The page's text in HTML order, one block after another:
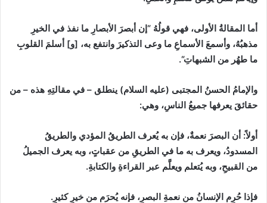
أما المقالةُ الأولى، فهي قولُهُ “إن أبصرَ الأبصارِ ما نفذ في الخيرِ
مذهبُهُ، وأسمعَ الأسماعِ ما وعى التذكيرَ وانتفع به، [و] أسلمَ القلوبِ
ما طهُر من الشبهاتِ“
.
والإمامُ الحسنُ المجتبى (عليه السلام) ينطلق – في مقالتِهِ هذه – من
حقائقَ يعرفها جميعُ الناسِ، وهي:
أولاً: أن البصرَ نعمةٌ، فإن به يُعرف الطريقُ المؤدي والطريقُ
المسدودُ، ويعرف به ما في الطريقِ من عقباتٍ، وبه يعرف الجميلُ
من القبيحِ، وبه يُتعلم ويعلَّم عبر القراءةِ والكتابةِ.
فإذا حُرِم الإنسانُ من نعمةِ البصرِ، فإنه يُحرَم من خيرٍ كثيرٍ.